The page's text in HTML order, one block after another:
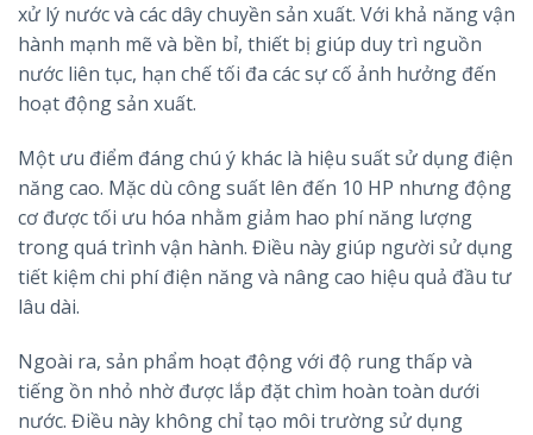
xử lý nước và các dây chuyền sản xuất. Với khả năng vận
hành mạnh mẽ và bền bỉ, thiết bị giúp duy trì nguồn
nước liên tục, hạn chế tối đa các sự cố ảnh hưởng đến
hoạt động sản xuất.
Một ưu điểm đáng chú ý khác là hiệu suất sử dụng điện
năng cao. Mặc dù công suất lên đến 10 HP nhưng động
cơ được tối ưu hóa nhằm giảm hao phí năng lượng
trong quá trình vận hành. Điều này giúp người sử dụng
tiết kiệm chi phí điện năng và nâng cao hiệu quả đầu tư
lâu dài.
Ngoài ra, sản phẩm hoạt động với độ rung thấp và
tiếng ồn nhỏ nhờ được lắp đặt chìm hoàn toàn dưới
nước. Điều này không chỉ tạo môi trường sử dụng